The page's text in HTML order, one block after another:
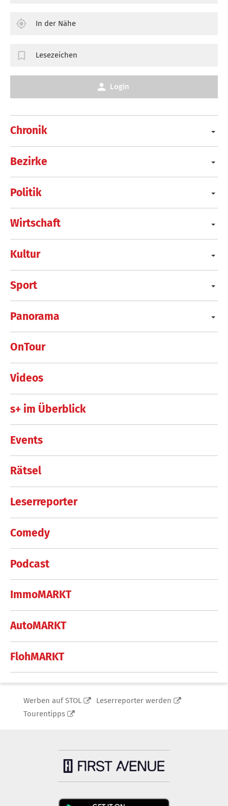
Chronik
Bezirke
Politik
Wirtschaft
Kultur
Sport
Panorama
OnTour
Videos
s+ im Überblick
Events
Rätsel
Leserreporter
Comedy
Podcast
ImmoMARKT
AutoMARKT
FlohMARKT
In der Nähe
Lesezeichen
Login
Werben auf STOL
Leserreporter werden
Tourentipps